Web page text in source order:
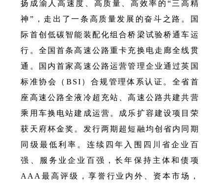
扬成渝人高速度、高质量、高效率的“三高精
神”，走出了一条高质量发展的奋斗之路。国
际首创低碳智能装配化组合桥梁试验桥通车运
行。全国首条高速公路重卡充换电走廊全线贯
通。国内首家高速公路运营管理企业通过英国
标准协会（BSI）合规管理体系认证。全省首
座高速公路全液冷超充站、高速公路共建共营
乘用车换电站建成运营。成乐扩容建设项目荣
获天府杯金奖。发行两期超短融均创省内同期
同级最低利率。连续四年入围四川省企业百
强、服务业企业百强，长年保持主体和债项
AAA最高评级，享誉行业内外、资本市场，